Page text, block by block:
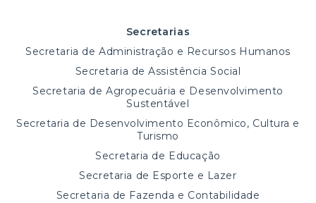
Secretarias
Secretaria de Administração e Recursos Humanos
Secretaria de Assistência Social
Secretaria de Agropecuária e Desenvolvimento
Sustentável
Secretaria de Desenvolvimento Econômico, Cultura e
Turismo
Secretaria de Educação
Secretaria de Esporte e Lazer
Secretaria de Fazenda e Contabilidade